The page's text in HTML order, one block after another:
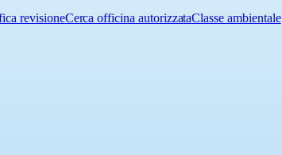
revisioneCerca officina autorizzataClasse ambientale